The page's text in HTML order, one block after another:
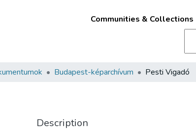
Communities & Collections
Budapest-képarchívum Pesti Vigadó
Description